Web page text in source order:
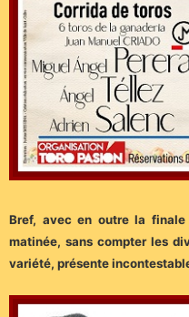
Bref, avec en outre la
matinée, sans compter les
variété, présente